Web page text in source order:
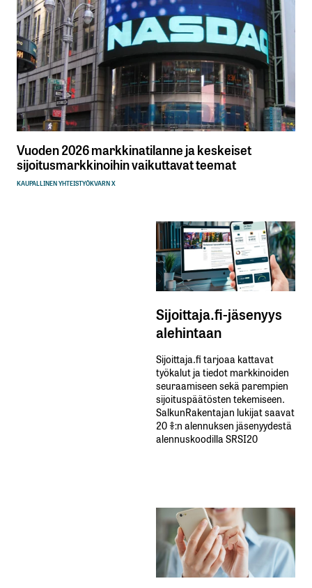
Vuoden 2026 markkinatilanne ja keskeiset
sijoitusmarkkinoihin vaikuttavat teemat
KAUPALLINEN YHTEISTYÖKVARN X
Sijoittaja.fi-jäsenyys
alehintaan
Sijoittaja.fi tarjoaa kattavat
työkalut ja tiedot markkinoiden
seuraamiseen sekä parempien
sijoituspäätösten tekemiseen.
SalkunRakentajan lukijat saavat
20 %:n alennuksen jäsenyydestä
alennuskoodilla SRSI20